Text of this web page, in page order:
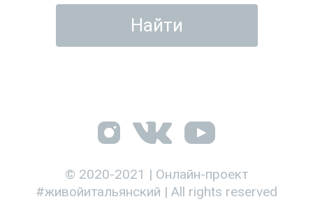
© 2020-2021 | Онлайн-проект
#живойитальянский | All rights reserved